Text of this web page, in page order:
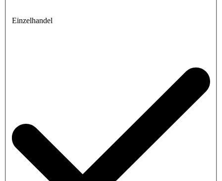
Einzelhandel